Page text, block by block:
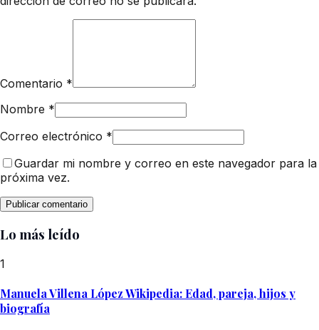
Comentario *
Nombre *
Correo electrónico *
Guardar mi nombre y correo en este navegador para la
próxima vez.
Lo más leído
1
Manuela Villena López Wikipedia: Edad, pareja, hijos y
biografía